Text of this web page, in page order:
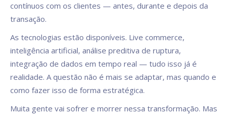
contínuos com os clientes — antes, durante e depois da
transação.
As tecnologias estão disponíveis. Live commerce,
inteligência artificial, análise preditiva de ruptura,
integração de dados em tempo real — tudo isso já é
realidade. A questão não é mais se adaptar, mas quando e
como fazer isso de forma estratégica.
Muita gente vai sofrer e morrer nessa transformação. Mas